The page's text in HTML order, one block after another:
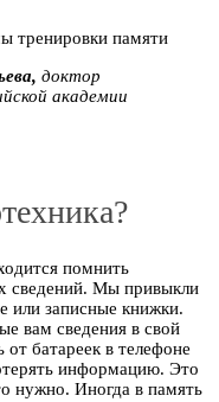
доктор
академии
помнить
сведений. Мы привыкли
или записные книжки.
вам сведения в свой
от батареек в телефоне
информацию. Это
нужно. Иногда в память